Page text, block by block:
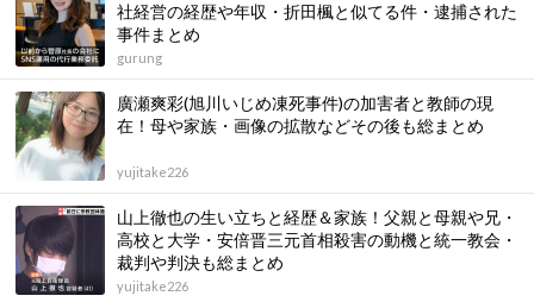
社経営の経歴や年収・折田楓と似てる件・逮捕された
事件まとめ
gurung
廣瀬爽彩(旭川いじめ凍死事件)の加害者と教師の現
在！母や家族・画像の拡散などその後も総まとめ
yujitake226
山上徹也の生い立ちと経歴＆家族！父親と母親や兄・
高校と大学・安倍晋三元首相殺害の動機と統一教会・
裁判や判決も総まとめ
yujitake226